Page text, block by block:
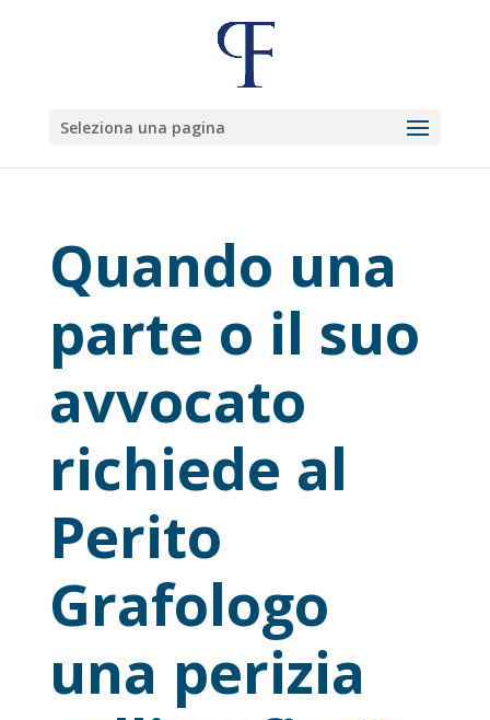
Seleziona una pagina
Quando una
parte o il suo
avvocato
richiede al
Perito
Grafologo
una perizia